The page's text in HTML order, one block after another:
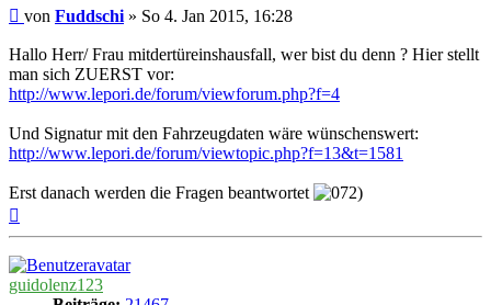
Beitrag
von Fuddschi » So 4. Jan 2015, 16:28
Hallo Herr/ Frau mitdertüreinshausfall, wer bist du denn ? Hier stellt
man sich ZUERST vor:
http://www.lepori.de/forum/viewforum.php?f=4
Und Signatur mit den Fahrzeugdaten wäre wünschenswert:
http://www.lepori.de/forum/viewtopic.php?f=13&t=1581
Erst danach werden die Fragen beantwortet
guidolenz123